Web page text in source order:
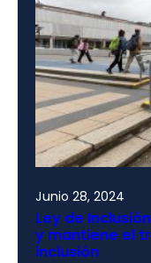
Junio 28, 2024
Ley de
y mantiene el
inclusión